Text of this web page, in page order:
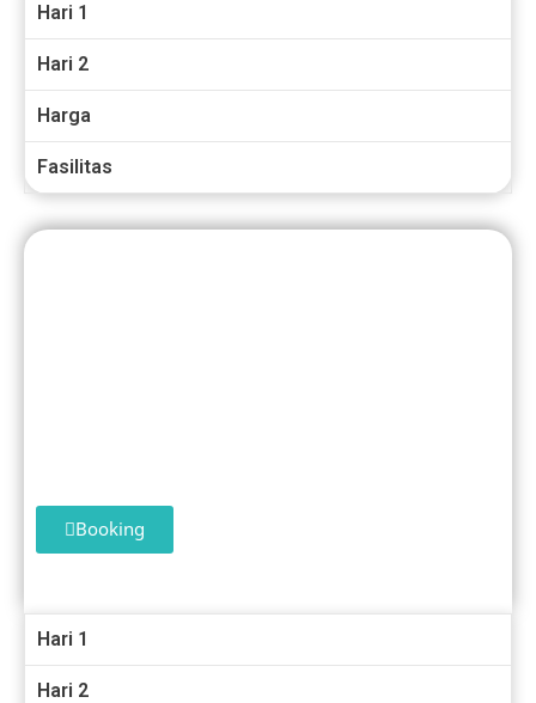
Hari 1
Hari 2
Harga
Fasilitas
Booking
Hari 1
Hari 2